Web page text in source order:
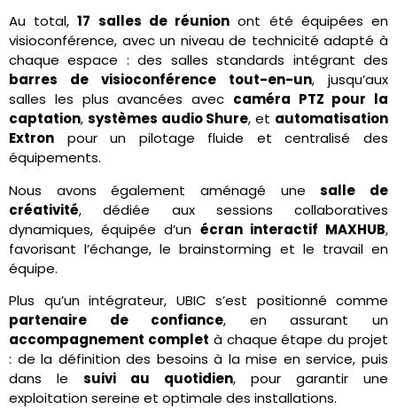
Au total,17 salles de réunion ont été équipées en
visioconférence, avec un niveau de technicité adapté à
chaque espace : des salles standards intégrant des
barres de visioconférence tout-en-un, jusqu’aux
salles les plus avancées avec caméra PTZ pour la
captation, systèmes audio Shure, et automatisation
Extron pour un pilotage fluide et centralisé des
équipements.
Nous avons également aménagé unesalle de
créativité, dédiée aux sessions collaboratives
dynamiques, équipée d’un écran interactif MAXHUB,
favorisant l’échange, le brainstorming et le travail en
équipe.
Plus qu’un intégrateur, UBIC s’est positionné comme
partenaire de confiance, en assurant un
accompagnement complet à chaque étape du projet
: de la définition des besoins à la mise en service, puis
dans le suivi au quotidien, pour garantir une
exploitation sereine et optimale des installations.